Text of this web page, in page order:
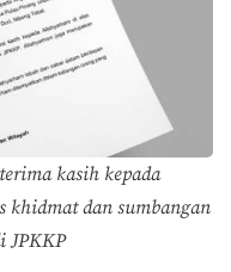
kasih kepada
khidmat dan sumbangan
JPKKP